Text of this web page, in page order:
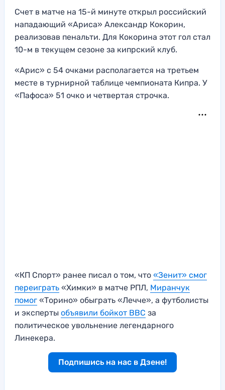
Счет в матче на 15-й минуте открыл российский
нападающий «Ариса» Александр Кокорин,
реализовав пенальти. Для Кокорина этот гол стал
10-м в текущем сезоне за кипрский клуб.
«Арис» с 54 очками располагается на третьем
месте в турнирной таблице чемпионата Кипра. У
«Пафоса» 51 очко и четвертая строчка.
«КП Спорт» ранее писал о том, что «Зенит» смог
переиграть «Химки» в матче РПЛ, Миранчук
помог «Торино» обыграть «Лечче», а футболисты
и эксперты объявили бойкот BBC за
политическое увольнение легендарного
Линекера.
Подпишись на нас в Дзене!